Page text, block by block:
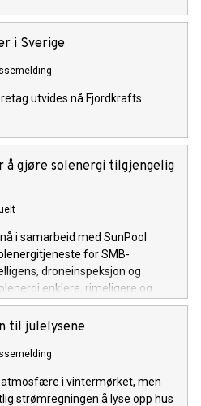
i Sverige
utvides nå Fjordkrafts
å gjøre solenergi tilgjengelig
i samarbeid med SunPool
for SMB-
droneinspeksjon og
enklere, rimeligere og
i eget anlegg.
til julelysene
atmosfære i vintermørket, men
strømregningen å lyse opp hus